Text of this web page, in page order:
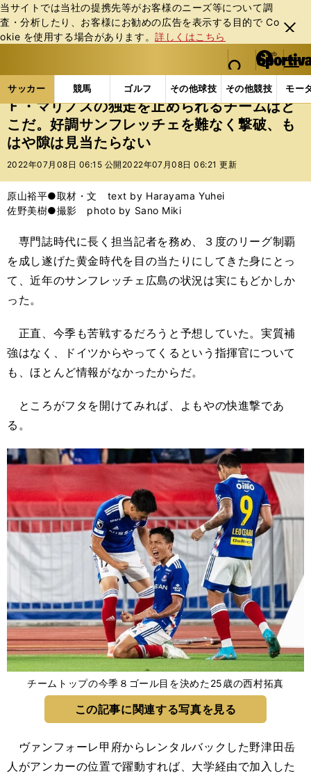
当サイトでは当社の提携先等がお客様のニーズ等について調
査・分析したり、お客様にお勧めの広告を表⽰する⽬的で Co
okie を使⽤する場合があります。詳しくはこちら
閉じ
る
web Sportiva (webスポルティーバ)
検索
マイペ
ー
ジ
メニュ
サッカー 競馬 ゴルフ その他球技 その他競技 モー
ス
ポ
ル
テ
ー
バ
サッカーの記事一覧 Jリーグ他 Jリーグ Ｆ・マ
Ｆ・マリノスの独走を止められるチームはど
こだ。好調サンフレッチェを難なく撃破、も
はや隙は見当たらない
2022年07月08日 06:15 公開 2022年07月08日 06:21 更新
原山裕平●取材・文 text by Harayama Yuhei
佐野美樹●撮影 photo by Sano Miki
専門誌時代に長く担当記者を務め、３度のリーグ制覇
を成し遂げた黄金時代を目の当たりにしてきた身にとっ
て、近年のサンフレッチェ広島の状況は実にもどかしか
った。
正直、今季も苦戦するだろうと予想していた。実質補
強はなく、ドイツからやってくるという指揮官について
も、ほとんど情報がなかったからだ。
ところがフタを開けてみれば、よもやの快進撃であ
る。
チームトップの今季８ゴール目を決めた25歳の西村拓真
この記事に関連する写真を見る
ヴァンフォーレ甲府からレンタルバックした野津田岳
人がアンカーの位置で躍動すれば、大学経由で加入した